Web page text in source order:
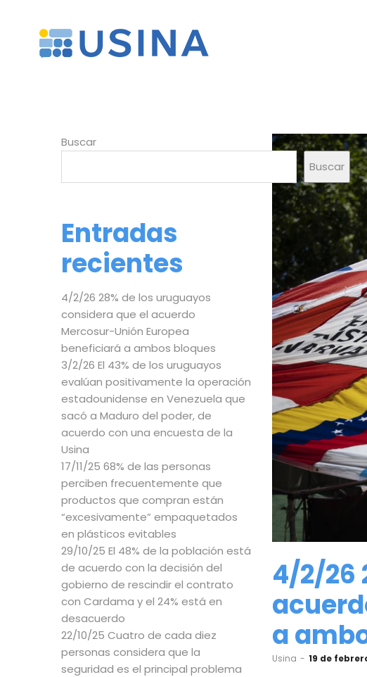
4/2/26
a
by
Usina 19 de
Buscar
Buscar
Entradas
recientes
4/2/26 28% de los uruguayos
considera que el acuerdo
Mercosur-Unión Europea
beneficiará a ambos bloques
3/2/26 El 43% de los uruguayos
evalúan positivamente la operación
estadounidense en Venezuela que
sacó a Maduro del poder, de
acuerdo con una encuesta de la
Usina
17/11/25 68% de las personas
perciben frecuentemente que
productos que compran están
“excesivamente” empaquetados
en plásticos evitables
29/10/25 El 48% de la población está
de acuerdo con la decisión del
gobierno de rescindir el contrato
con Cardama y el 24% está en
desacuerdo
22/10/25 Cuatro de cada diez
personas considera que la
seguridad es el principal problema